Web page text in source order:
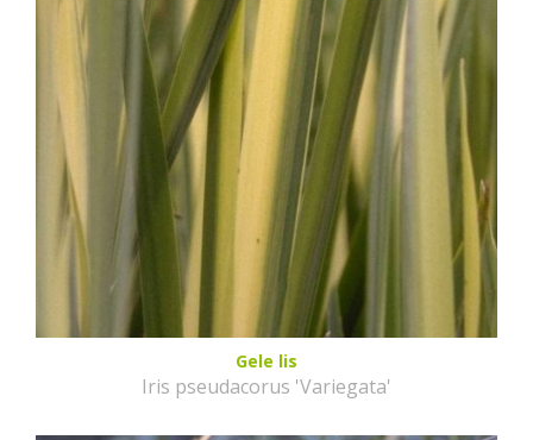
Gele lis
Iris pseudacorus 'Variegata'